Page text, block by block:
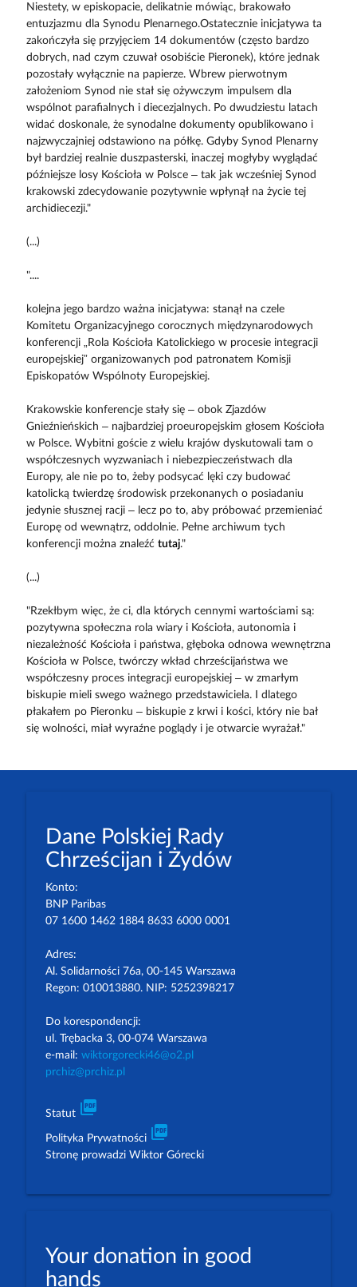
Niestety, w episkopacie, delikatnie mówiąc, brakowało
entuzjazmu dla Synodu Plenarnego.Ostatecznie inicjatywa ta
zakończyła się przyjęciem 14 dokumentów (często bardzo
dobrych, nad czym czuwał osobiście Pieronek), które jednak
pozostały wyłącznie na papierze. Wbrew pierwotnym
założeniom Synod nie stał się ożywczym impulsem dla
wspólnot parafialnych i diecezjalnych. Po dwudziestu latach
widać doskonale, że synodalne dokumenty opublikowano i
najzwyczajniej odstawiono na półkę. Gdyby Synod Plenarny
był bardziej realnie duszpasterski, inaczej mogłyby wyglądać
późniejsze losy Kościoła w Polsce – tak jak wcześniej Synod
krakowski zdecydowanie pozytywnie wpłynął na życie tej
archidiecezji."
(...)
"....
kolejna jego bardzo ważna inicjatywa: stanął na czele
Komitetu Organizacyjnego corocznych międzynarodowych
konferencji „Rola Kościoła Katolickiego w procesie integracji
europejskiej” organizowanych pod patronatem Komisji
Episkopatów Wspólnoty Europejskiej.
Krakowskie konferencje stały się – obok Zjazdów
Gnieźnieńskich – najbardziej proeuropejskim głosem Kościoła
w Polsce. Wybitni goście z wielu krajów dyskutowali tam o
współczesnych wyzwaniach i niebezpieczeństwach dla
Europy, ale nie po to, żeby podsycać lęki czy budować
katolicką twierdzę środowisk przekonanych o posiadaniu
jedynie słusznej racji – lecz po to, aby próbować przemieniać
Europę od wewnątrz, oddolnie. Pełne archiwum tych
konferencji można znaleźć tutaj."
(...)
"Rzekłbym więc, że ci, dla których cennymi wartościami są:
pozytywna społeczna rola wiary i Kościoła, autonomia i
niezależność Kościoła i państwa, głęboka odnowa wewnętrzna
Kościoła w Polsce, twórczy wkład chrześcijaństwa we
współczesny proces integracji europejskiej – w zmarłym
biskupie mieli swego ważnego przedstawiciela. I dlatego
płakałem po Pieronku – biskupie z krwi i kości, który nie bał
się wolności, miał wyraźne poglądy i je otwarcie wyrażał."
Dane Polskiej Rady
Chrześcijan i Żydów
Konto:
BNP Paribas
07 1600 1462 1884 8633 6000 0001
Adres:
Al. Solidarności 76a, 00-145 Warszawa
Regon: 010013880. NIP: 5252398217
Do korespondencji:
ul. Trębacka 3, 00-074 Warszawa
e-mail: wiktorgorecki46@o2.pl
prchiz@prchiz.pl
Statut picture_as_pdf
Polityka Prywatności picture_as_pdf
Stronę prowadzi Wiktor Górecki
Your donation in good
hands